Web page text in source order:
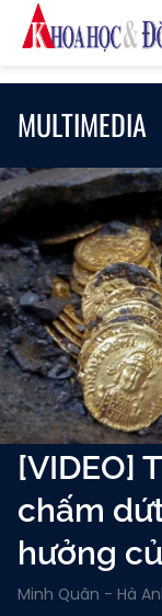
MULTIMEDIA
[VIDEO]
chấm
hưởng
Minh Quân - Hà